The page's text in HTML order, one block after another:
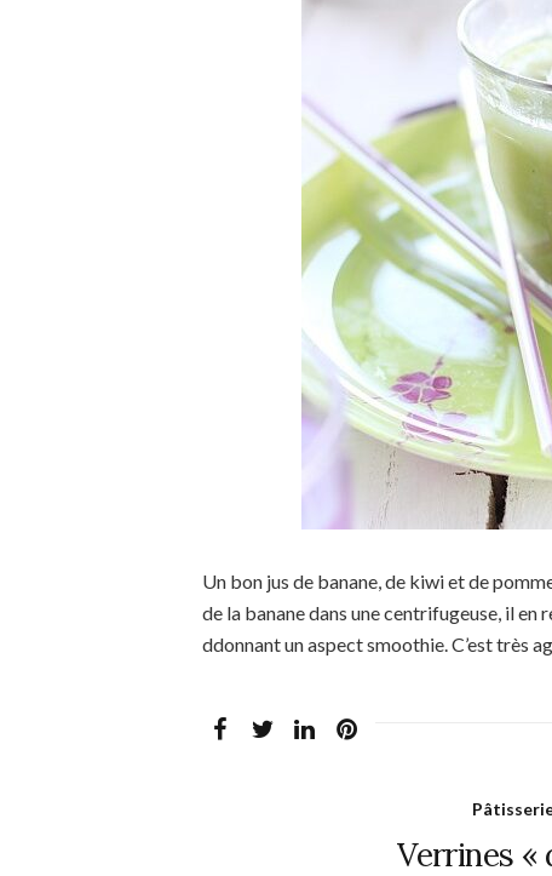
Un bon jus de banane, de kiwi et de
de la banane dans une centrifugeuse, il
ddonnant un aspect smoothie. C’est très
Verrines «